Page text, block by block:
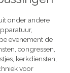
onder andere
evenement de
congressen,
kerkdiensten,
voor